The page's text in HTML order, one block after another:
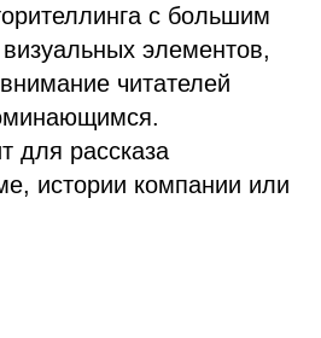
с большим
элементов,
читателей
для рассказа
истории компании или